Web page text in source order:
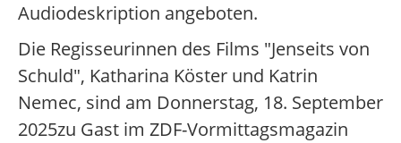
Audiodeskription angeboten.
Die Regisseurinnen des Films "Jenseits von
Schuld", Katharina Köster und Katrin
Nemec, sind am Donnerstag, 18. September
2025zu Gast im ZDF-Vormittagsmagazin